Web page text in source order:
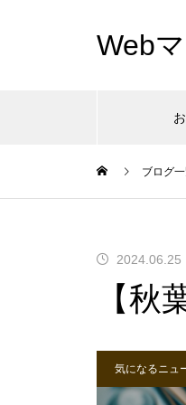
Web
ブログ
2024.06.25
【
気になるニュ